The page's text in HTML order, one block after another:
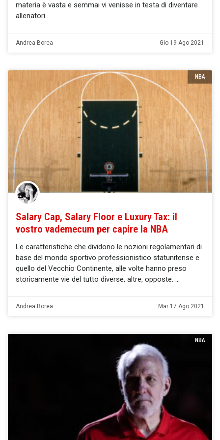
materia è vasta e semmai vi venisse in testa di diventare
allenatori
Andrea Borea Gio 19 Ago 2021
NBA
Salary Cap, Salary Floor e Luxury Tax: il
vostro vademecum per capire la NBA
Le caratteristiche che dividono le nozioni regolamentari di
base del mondo sportivo professionistico statunitense e
quello del Vecchio Continente, alle volte hanno preso
storicamente vie del tutto diverse, altre, opposte.
Andrea Borea Mar 17 Ago 2021
NBA